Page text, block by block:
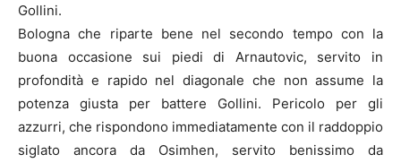
Gollini.
Bologna che riparte bene nel secondo tempo con la
buona occasione sui piedi di Arnautovic, servito in
profondità e rapido nel diagonale che non assume la
potenza giusta per battere Gollini. Pericolo per gli
azzurri, che rispondono immediatamente con il raddoppio
siglato ancora da Osimhen, servito benissimo da